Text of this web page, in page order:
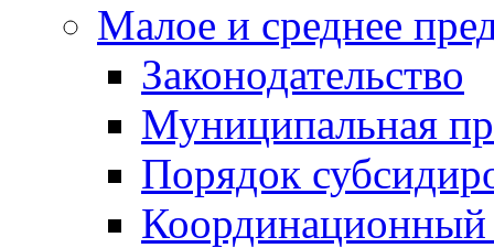
Малое и среднее
Законодательство
Муниципальная
Порядок
Координационный